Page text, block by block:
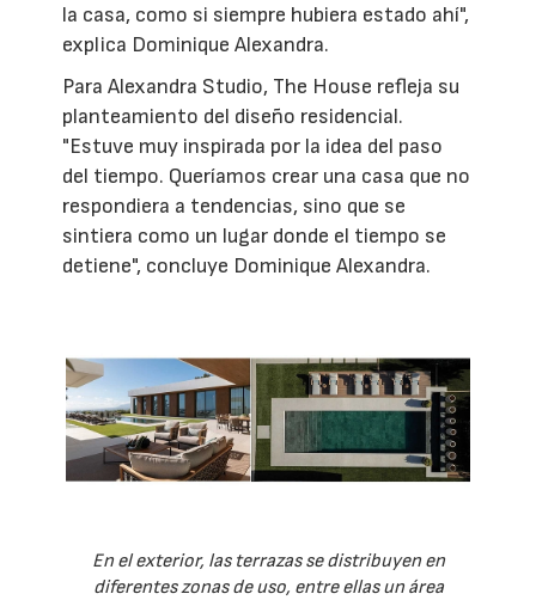
la casa, como si siempre hubiera estado ahí",
explica Dominique Alexandra.
Para Alexandra Studio, The House refleja su
planteamiento del diseño residencial.
"Estuve muy inspirada por la idea del paso
del tiempo. Queríamos crear una casa que no
respondiera a tendencias, sino que se
sintiera como un lugar donde el tiempo se
detiene", concluye Dominique Alexandra.
En el exterior, las terrazas se distribuyen en
diferentes zonas de uso, entre ellas un área